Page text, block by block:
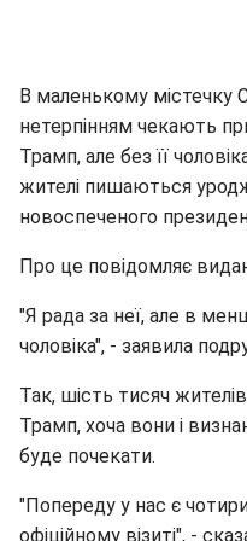
В маленькому містечку
нетерпінням чекають
Трамп, але без її
жителі пишаються
новоспеченого
Про це повідомляє
"Я рада за неї, але в
чоловіка", - заявила
Так, шість тисяч
Трамп, хоча вони і
буде почекати.
"Попереду у нас є
офіційному візиті", -